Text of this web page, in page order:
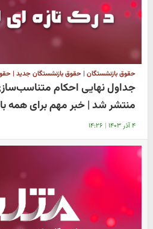
حقوق بازنشستگان | حقوق بازنشستگان جدید |
جداول نهایی احکام
منتشر شد | خبر مهم برای همه
۴ آذر ۱۴۰۳ | ۱۴:۲۶